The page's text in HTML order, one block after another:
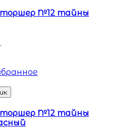
№12 тайны
№12 тайны